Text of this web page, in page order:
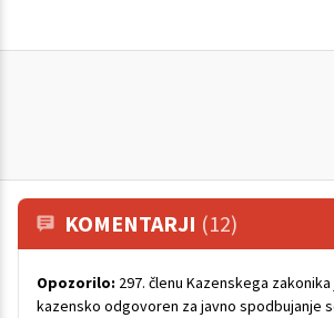
KOMENTARJI (12)
Opozorilo: 297. členu Kazenskega
kazensko odgovoren za javno spodbujanje